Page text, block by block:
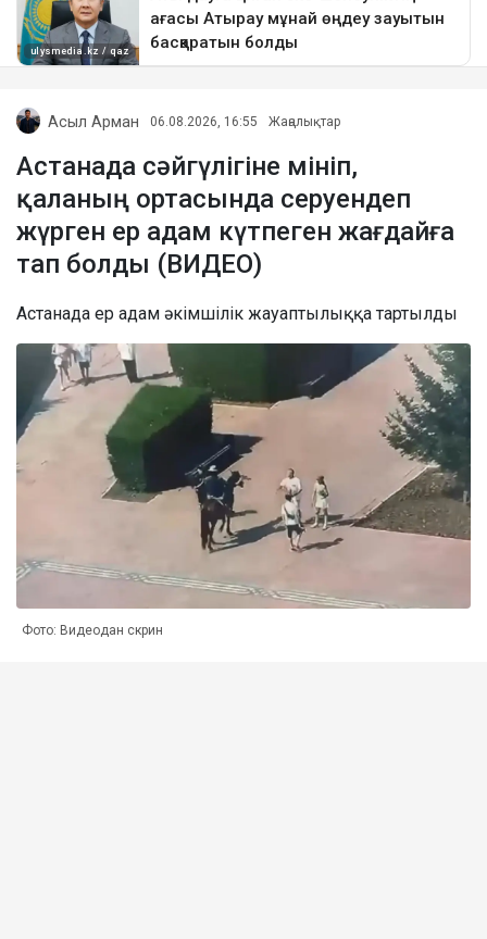
Асыл Арман 06.08.2026, 16:55 Жаңалықтар
Астанада сәйгүлігіне мініп,
қаланың ортасында серуендеп
жүрген ер адам күтпеген жағдайға
тап болды (ВИДЕО)
Астанада ер адам әкімшілік жауаптылыққа тартылды
Фото: Видеодан скрин